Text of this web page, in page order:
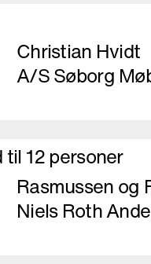
Christian Hvidt
A/S Søborg
12 personer
Rasmussen og
Niels Roth